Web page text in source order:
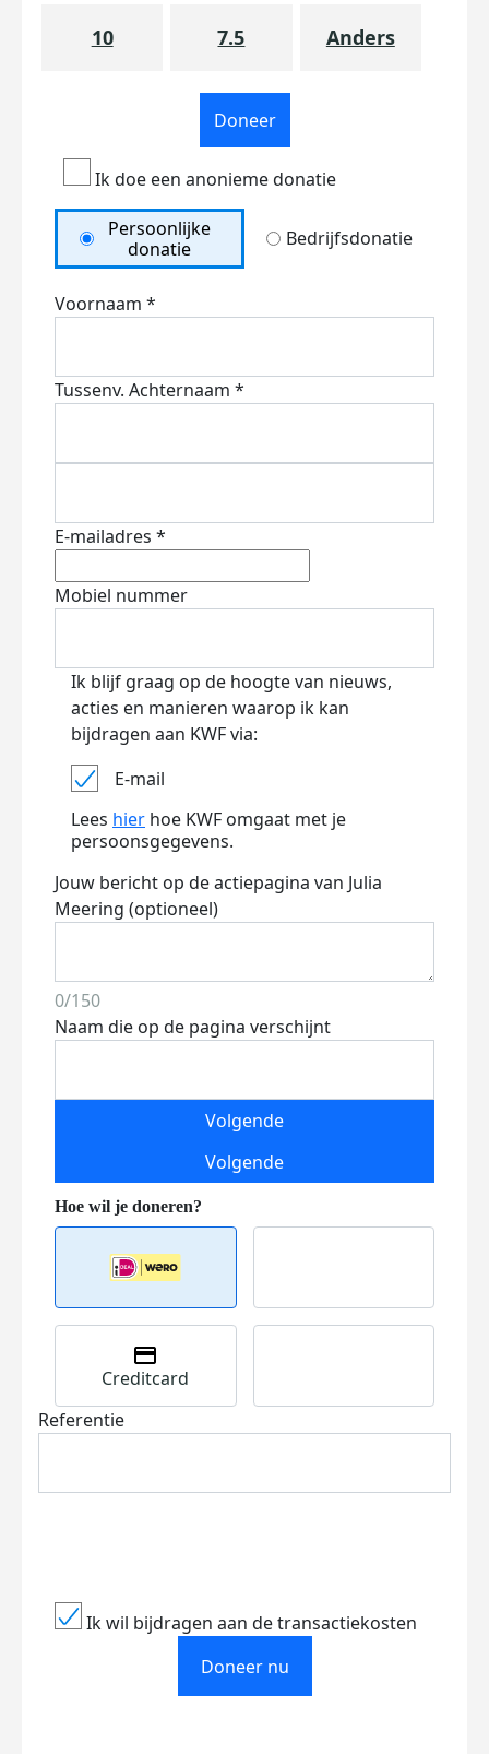
10 7.5 Anders
Doneer
Ik doe een anonieme donatie
Persoonlijke
donatie
Bedrijfsdonatie
Voornaam *
Tussenv. Achternaam *
E-mailadres *
Mobiel nummer
Ik blijf graag op de hoogte van nieuws,
acties en manieren waarop ik kan
bijdragen aan KWF via:
E-mail
Lees hier hoe KWF omgaat met je
persoonsgegevens.
Jouw bericht op de actiepagina van Julia
Meering (optioneel)
0/150
Naam die op de pagina verschijnt
Volgende
Volgende
Creditcard
Referentie
Ik wil bijdragen aan de transactiekosten
Doneer nu